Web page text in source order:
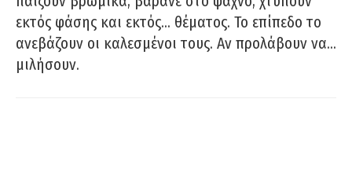
εκτός φάσης και εκτός… θέματος. Το επίπεδο το
ανεβάζουν οι καλεσμένοι τους. Αν προλάβουν να…
μιλήσουν.